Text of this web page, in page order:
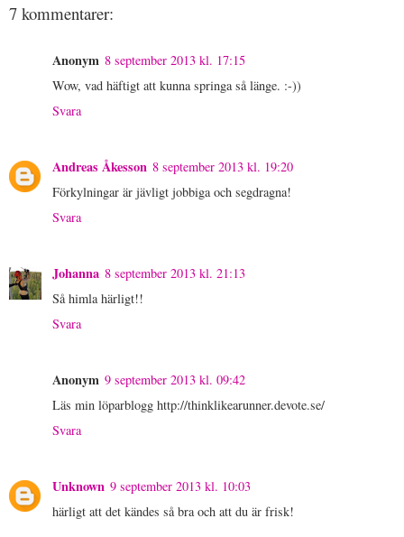
7 kommentarer:
Anonym 8 september 2013 kl. 17:15
Wow, vad häftigt att kunna springa så länge. :-))
Svara
Andreas Åkesson 8 september 2013 kl. 19:20
Förkylningar är jävligt jobbiga och segdragna!
Svara
Johanna 8 september 2013 kl. 21:13
Så himla härligt!!
Svara
Anonym 9 september 2013 kl. 09:42
Läs min löparblogg http://thinklikearunner.devote.se/
Svara
Unknown 9 september 2013 kl. 10:03
härligt att det kändes så bra och att du är frisk!